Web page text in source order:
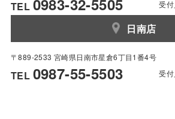
TEL 0983-32-5505 受
日南店
〒889-2533 宮崎県日南市星倉6丁目1番4号
TEL 0987-55-5503 受